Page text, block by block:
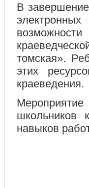
В
томская».
этих
краеведения.
школьников
навыков